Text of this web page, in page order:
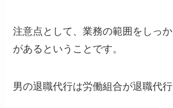
注意点として、業務の範囲をしっ
があるということです。
男の退職代行は労働組合が退職代行